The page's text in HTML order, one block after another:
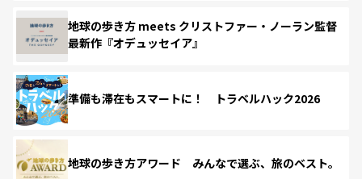
地球の歩き方 meets クリストファー・ノーラン監督
最新作『オデュッセイア』
準備も滞在もスマートに！ トラベルハック2026
地球の歩き方アワード みんなで選ぶ、旅のベスト。